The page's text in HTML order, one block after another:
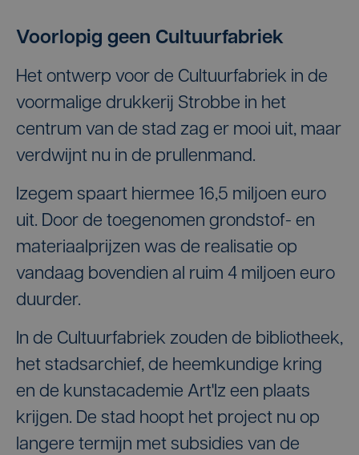
Voorlopig geen Cultuurfabriek
Het ontwerp voor de Cultuurfabriek in de
voormalige drukkerij Strobbe in het
centrum van de stad zag er mooi uit, maar
verdwijnt nu in de prullenmand.
Izegem spaart hiermee 16,5 miljoen euro
uit. Door de toegenomen grondstof- en
materiaalprijzen was de realisatie op
vandaag bovendien al ruim 4 miljoen euro
duurder.
In de Cultuurfabriek zouden de bibliotheek,
het stadsarchief, de heemkundige kring
en de kunstacademie Art'Iz een plaats
krijgen. De stad hoopt het project nu op
langere termijn met subsidies van de